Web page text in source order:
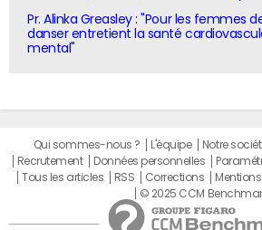
Pr. Alinka Greasley : "Pour les femmes
danser entretient la santé
mental"
Qui sommes-nous ? L'équipe Notre
Recrutement
Données personnelles
Tous les articles
RSS Corrections
© 2025 CCM